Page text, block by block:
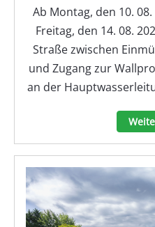
Ab Montag, den 10.
Freitag, den 14. 08.
Straße zwischen
und Zugang zur
an der